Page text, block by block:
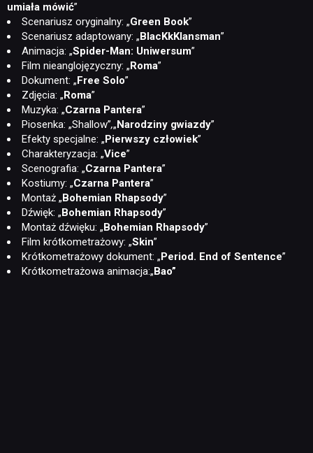
JUŻ GRALIŚMY
SKLEP
umiała mówić”
Scenariusz oryginalny: „Green Book”
Scenariusz adaptowany: „BlacKkKlansman”
Animacja: „Spider-Man: Uniwersum”
Film nieanglojęzyczny: „Roma”
Dokument: „Free Solo”
Zdjęcia: „Roma”
Muzyka: „Czarna Pantera”
Piosenka: „Shallow”,„Narodziny gwiazdy”
Efekty specjalne: „Pierwszy człowiek”
Charakteryzacja: „Vice”
Scenografia: „Czarna Pantera”
Kostiumy: „Czarna Pantera”
Montaż „Bohemian Rhapsody”
Dźwięk: „Bohemian Rhapsody”
Montaż dźwięku: „Bohemian Rhapsody”
Film krótkometrażowy: „Skin”
Krótkometrażowy dokument: „Period. End of Sentence”
Krótkometrażowa animacja:„Bao”